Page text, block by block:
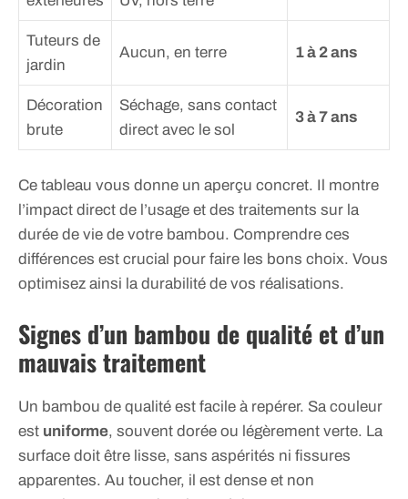
Tuteurs de
jardin
Aucun, en terre 1 à 2 ans
Décoration
brute
Séchage, sans contact
direct avec le sol
3 à 7 ans
Ce tableau vous donne un aperçu concret. Il montre
l’impact direct de l’usage et des traitements sur la
durée de vie de votre bambou. Comprendre ces
différences est crucial pour faire les bons choix. Vous
optimisez ainsi la durabilité de vos réalisations.
Signes d’un bambou de qualité et d’un
mauvais traitement
Un bambou de qualité est facile à repérer. Sa couleur
est uniforme, souvent dorée ou légèrement verte. La
surface doit être lisse, sans aspérités ni fissures
apparentes. Au toucher, il est dense et non